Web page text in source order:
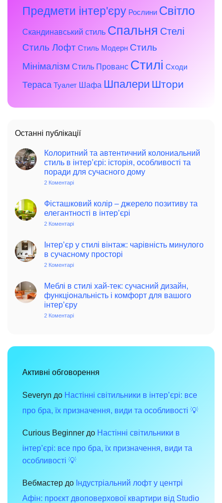
Предмети інтер'єру Рослини Світло
Скандинавський стиль Спальня Стелі
Стиль Лофт Стиль Модерн Стиль
Мінімалізм Стиль Прованс Стилі Сходи
Тераса Туалет Шафа Шпалери Штори
Останні публікації
Колоритний та автентичний колониальний
стиль в інтер’єрі: історія, особливості та
поради для сучасного дому
2 Коментарі
автентичний
колониальний
стиль
особливості
та
поради
Фісташковий колір – джерело позитиву та
елегантності в інтер’єрі
2 Коментарі
–
джерело
позитиву
інтер’єрі
Інтер’єр у стилі вінтаж: чарівність минулого
в сучасному просторі
2 Коментарі
стилі
вінтаж:
чарівність
минулого
в
Меблі в стилі хай-тек: сучасний дизайн,
функціональність і комфорт для вашого
інтер’єру
2 Коментарі
тек:
і
вашого
інтер’єру
Активні обговорення
Severyn до Настінні світильники в інтер’єрі: все
про бра, їх призначення, види та особливості 💡
Curious Beginner до Настінні світильники в
інтер’єрі: все про бра, їх призначення, види та
особливості 💡
Вебмастер до Індустріальний лофт у центрі
Афін: проєкт двоповерхової квартири від Studio